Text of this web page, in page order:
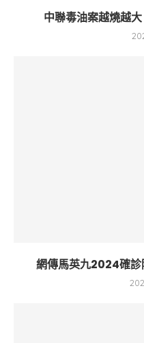
中聯毒油案越燒越
網傳馬英九2024確